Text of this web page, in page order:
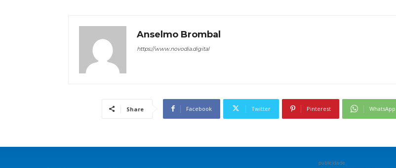
Anselmo Brombal
https://www.novodia.digital
Share Facebook Twitter Pinterest WhatsApp
publicidade